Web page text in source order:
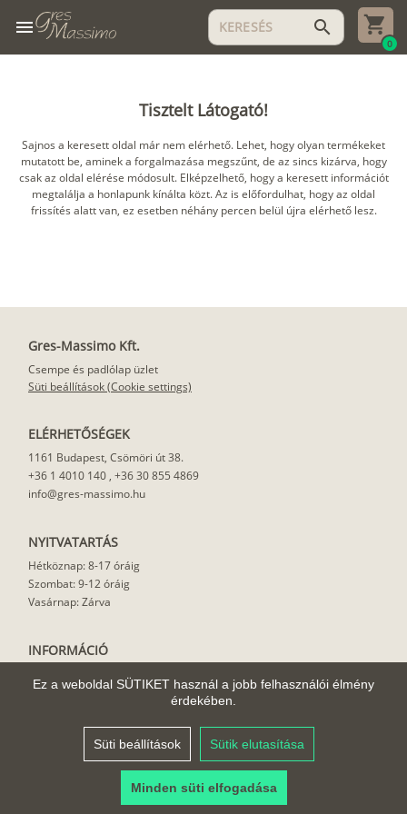
Ez a weboldal SÜTIKET használ a jobb felhasználói élmény
érdekében.
Süti beállítások Sütik elutasítása
Minden süti elfogadása
menu search
0
Tisztelt Látogató!
Sajnos a keresett oldal már nem elérhető. Lehet, hogy olyan termékeket
mutatott be, aminek a forgalmazása megszűnt, de az sincs kizárva, hogy
csak az oldal elérése módosult. Elképzelhető, hogy a keresett információt
megtalálja a honlapunk kínálta közt. Az is előfordulhat, hogy az oldal
frissítés alatt van, ez esetben néhány percen belül újra elérhető lesz.
Gres-Massimo Kft.
Csempe és padlólap üzlet
Süti beállítások (Cookie settings)
ELÉRHETŐSÉGEK
1161 Budapest, Csömöri út 38.
+36 1 4010 140 , +36 30 855 4869
info@gres-massimo.hu
NYITVATARTÁS
Hétköznap: 8-17 óráig
Szombat: 9-12 óráig
Vasárnap: Zárva
INFORMÁCIÓ
Felhasználási javaslat